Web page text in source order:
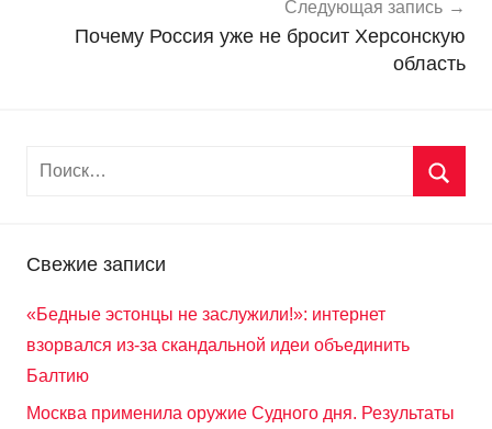
Следующая запись
Почему Россия уже не бросит Херсонскую
область
Свежие записи
«Бедные эстонцы не заслужили!»: интернет
взорвался из-за скандальной идеи объединить
Балтию
Москва применила оружие Судного дня. Результаты